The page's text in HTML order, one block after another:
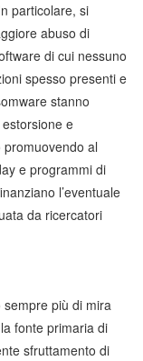
particolare, si
abuso di
di cui nessuno
spesso presenti e
stanno
e
al
e programmi di
l’eventuale
da ricercatori
più di mira
fonte primaria di
sfruttamento di